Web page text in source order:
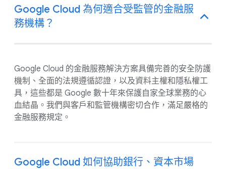
Google Cloud 為何適合受監管的金融服
務機構？
Google Cloud 的金融服務解決方案具備完善的安全防護
機制、全面的法規遵循認證，以及資料主權和隱私權工
具，這些都是 Google 數十年來保護自家全球業務的心
血結晶。我們與客戶和監管機構密切合作，滿足嚴格的
金融服務規定。
Google Cloud 如何協助銀行、資本市場